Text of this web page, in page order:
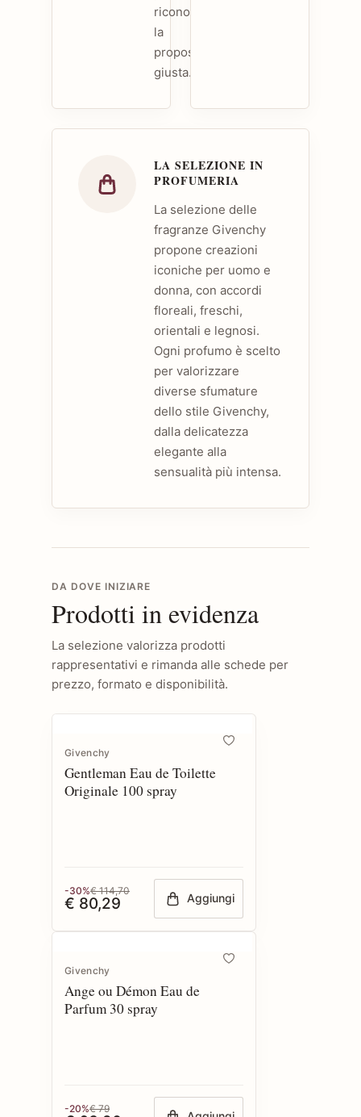
riconoscere
la
proposta
giusta.
LA SELEZIONE IN
PROFUMERIA
La selezione delle
fragranze Givenchy
propone creazioni
iconiche per uomo e
donna, con accordi
floreali, freschi,
orientali e legnosi.
Ogni profumo è scelto
per valorizzare
diverse sfumature
dello stile Givenchy,
dalla delicatezza
elegante alla
sensualità più intensa.
DA DOVE INIZIARE
Prodotti in evidenza
La selezione valorizza prodotti
rappresentativi e rimanda alle schede per
prezzo, formato e disponibilità.
Givenchy
Gentleman Eau de Toilette
Originale 100 spray
-30%€ 114,70
€ 80,29 Aggiungi
Givenchy
Ange ou Démon Eau de
Parfum 30 spray
-20%€ 79